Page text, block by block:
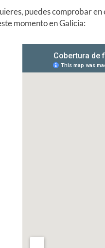
puedes comprobar en
momento en Galicia: